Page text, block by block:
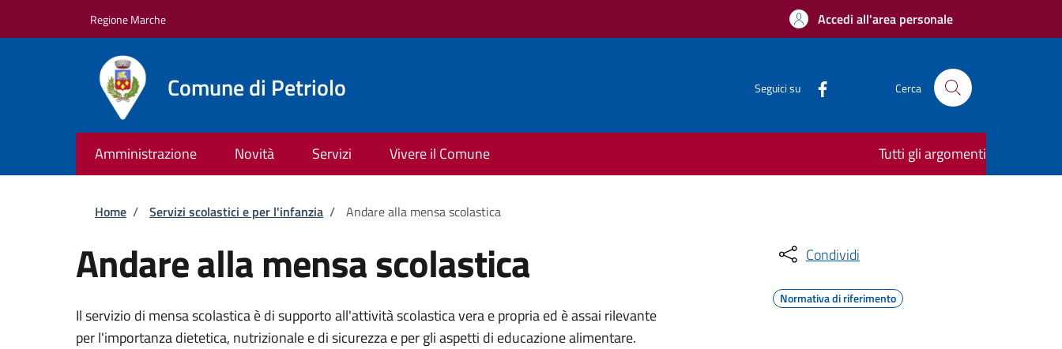
Regione Marche Accedi all'area personale
Comune di Petriolo Seguici su Cerca
Amministrazione Novità Servizi Vivere il Comune Tutti gli argomenti
Briciole di pane
Home / Servizi scolastici e per l'infanzia / Andare alla mensa scolastica
Andare alla mensa scolastica
Il servizio di mensa scolastica è di supporto all'attività scolastica vera e propria ed è assai rilevante
per l'importanza dietetica, nutrizionale e di sicurezza e per gli aspetti di educazione alimentare.
Condividi
Normativa di riferimento